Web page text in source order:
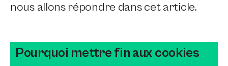
nous allons répondre dans cet article.
Pourquoi mettre fin aux cookies